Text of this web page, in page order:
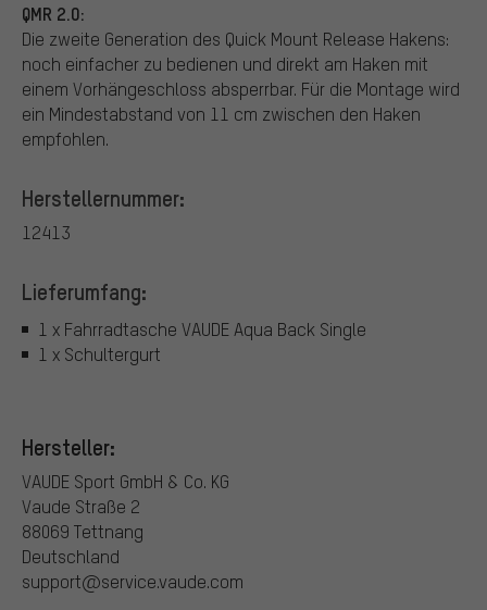
QMR 2.0:
Die zweite Generation des Quick Mount Release Hakens:
noch einfacher zu bedienen und direkt am Haken mit
einem Vorhängeschloss absperrbar. Für die Montage wird
ein Mindestabstand von 11 cm zwischen den Haken
empfohlen.
Herstellernummer:
12413
Lieferumfang:
1 x Fahrradtasche VAUDE Aqua Back Single
1 x Schultergurt
Hersteller:
VAUDE Sport GmbH & Co. KG
Vaude Straße 2
88069 Tettnang
Deutschland
support@service.vaude.com